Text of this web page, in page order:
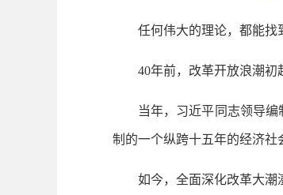
任何伟大的理论，都能找
40年前，改革开放浪潮初起
当年，习近平同志领导编制
制的一个纵跨十五年的经济社
如今，全面深化改革大潮澎